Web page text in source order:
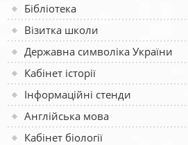
Бібліотека
Візитка школи
Державна символіка України
Кабінет історії
Інформаційні стенди
Англійська мова
Кабінет біології